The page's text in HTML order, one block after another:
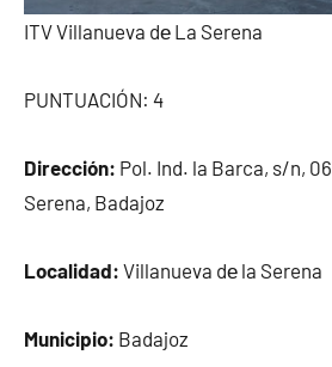
ITV Villanueva dе La Serena
PUNTUACIÓN: 4
Dirección: Pol. Ind. la Barca, s/n,
Serena, Badajoz
Localidad: Villanueva dе la Serena
Municipio: Badajoz